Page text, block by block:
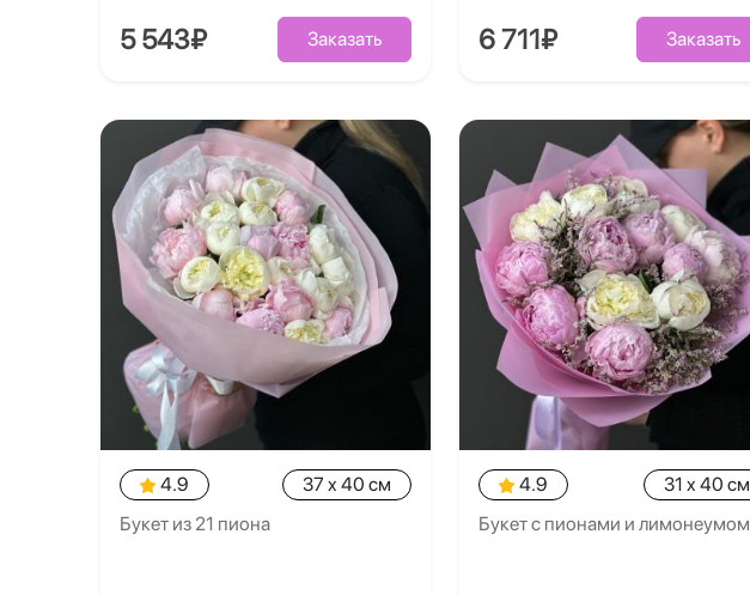
5 543₽ Заказать 6 711₽ Заказать
4.9
37 x 40 см
Букет из 21 пиона
4.9
31 x 40 см
Букет с пионами и лимонеумом